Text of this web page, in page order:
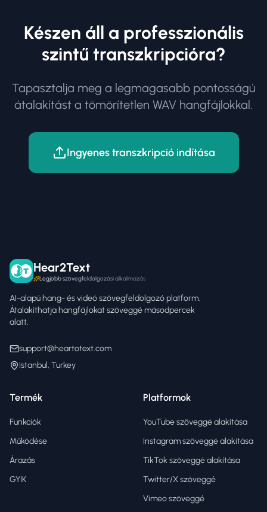
Készen áll a professzionális
szintű transzkripcióra?
Tapasztalja meg a legmagasabb pontosságú
átalakítást a tömörítetlen WAV hangfájlokkal.
Ingyenes transzkripció indítása
Hear2Text
Legjobb szövegfeldolgozási alkalmazás
AI-alapú hang- és videó szövegfeldolgozó platform.
Átalakíthatja hangfájlokat szöveggé másodpercek
alatt.
support@heartotext.com
Istanbul, Turkey
Termék
Funkciók
Működése
Árazás
GYIK
Platformok
YouTube szöveggé alakítása
Instagram szöveggé alakítása
TikTok szöveggé alakítása
Twitter/X szöveggé
Vimeo szöveggé